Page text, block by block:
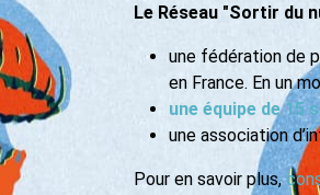
Le Réseau "Sortir du
une fédération de
en France. En un
une équipe de 15
une association
Pour en savoir plus,